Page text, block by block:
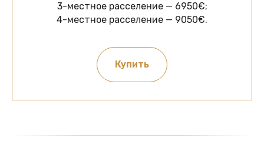
3-местное расселение — 6950€;
4-местное расселение — 9050€.
Купить